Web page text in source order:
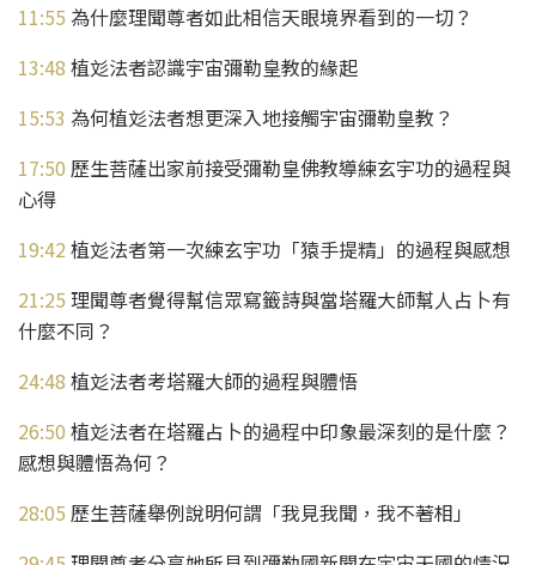
11:55 為什麼理聞尊者如此相信天眼境界看到的一切？
13:48 植彣法者認識宇宙彌勒皇教的緣起
15:53 為何植彣法者想更深入地接觸宇宙彌勒皇教？
17:50 歷生菩薩出家前接受彌勒皇佛教導練玄宇功的過程與
心得
19:42 植彣法者第一次練玄宇功「猿手提精」的過程與感想
21:25 理聞尊者覺得幫信眾寫籤詩與當塔羅大師幫人占卜有
什麼不同？
24:48 植彣法者考塔羅大師的過程與體悟
26:50 植彣法者在塔羅占卜的過程中印象最深刻的是什麼？
感想與體悟為何？
28:05 歷生菩薩舉例說明何謂「我見我聞，我不著相」